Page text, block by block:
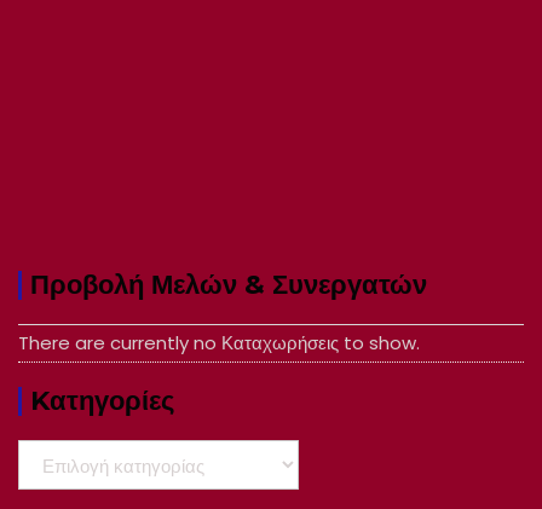
Προβολή Μελών & Συνεργατών
There are currently no Καταχωρήσεις to show.
Kατηγορίες